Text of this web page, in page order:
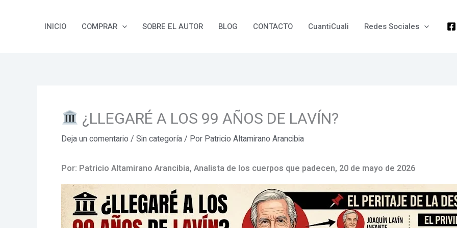
INICIO COMPRAR SOBRE EL AUTOR BLOG CONTACTO CuantiCuali Redes Sociales
¿LLEGARÉ A LOS 99 AÑOS DE LAVÍN?
Deja un comentario / Sin categoría/ Por Patricio Altamirano Arancibia
Por: Patricio Altamirano Arancibia, Analista de los cuerpos que padecen, 20 de mayo de 2026